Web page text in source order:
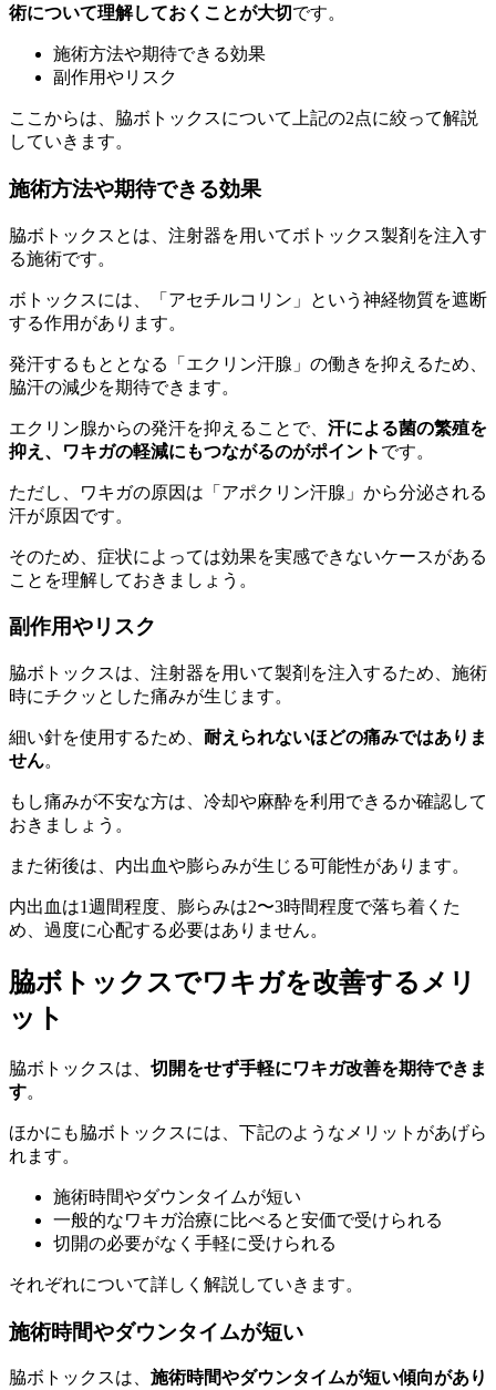
術について理解しておくことが大切です。
施術方法や期待できる効果
副作用やリスク
ここからは、脇ボトックスについて上記の2点に絞って解説
していきます。
施術方法や期待できる効果
脇ボトックスとは、注射器を用いてボトックス製剤を注入す
る施術です。
ボトックスには、「アセチルコリン」という神経物質を遮断
する作用があります。
発汗するもととなる「エクリン汗腺」の働きを抑えるため、
脇汗の減少を期待できます。
エクリン腺からの発汗を抑えることで、 汗による菌の繁殖を
抑え、ワキガの軽減にもつながるのがポイント です。
ただし、ワキガの原因は「アポクリン汗腺」から分泌される
汗が原因です。
そのため、症状によっては効果を実感できないケースがある
ことを理解しておきましょう。
副作用やリスク
脇ボトックスは、注射器を用いて製剤を注入するため、施術
時にチクッとした痛みが生じます。
細い針を使用するため、 耐えられないほどの痛みではありま
せん。
もし痛みが不安な方は、冷却や麻酔を利用できるか確認して
おきましょう。
また術後は、内出血や膨らみが生じる可能性があります。
内出血は1週間程度、膨らみは2〜3時間程度で落ち着くた
め、過度に心配する必要はありません。
脇ボトックスでワキガを改善するメリ
ット
脇ボトックスは、 切開をせず手軽にワキガ改善を期待できま
す。
ほかにも脇ボトックスには、下記のようなメリットがあげら
れます。
施術時間やダウンタイムが短い
一般的なワキガ治療に比べると安価で受けられる
切開の必要がなく手軽に受けられる
それぞれについて詳しく解説していきます。
施術時間やダウンタイムが短い
脇ボトックスは、 施術時間やダウンタイムが短い傾向があり